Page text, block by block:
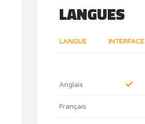
LANGUES
LANGUE INTERFACE
Anglais
Français